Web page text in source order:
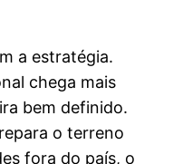
a estratégia.
chega mais
bem definido.
o terreno
fora do país, o